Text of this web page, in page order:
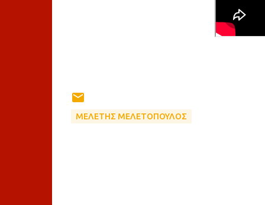
ΜΕΛΕΤΗΣ ΜΕΛΕΤΟΠΟΥΛΟΣ